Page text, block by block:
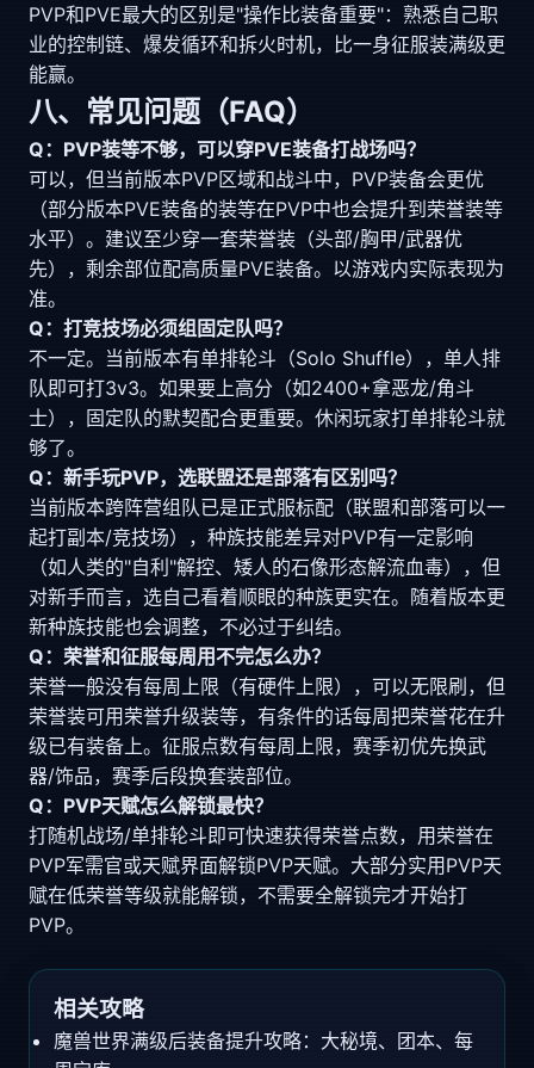
PVP和PVE最大的区别是"操作比装备重要"：熟悉自己职
业的控制链、爆发循环和拆火时机，比一身征服装满级更
能赢。
八、常见问题（FAQ）
Q：PVP装等不够，可以穿PVE装备打战场吗？
可以，但当前版本PVP区域和战斗中，PVP装备会更优
（部分版本PVE装备的装等在PVP中也会提升到荣誉装等
水平）。建议至少穿一套荣誉装（头部/胸甲/武器优
先），剩余部位配高质量PVE装备。以游戏内实际表现为
准。
Q：打竞技场必须组固定队吗？
不一定。当前版本有单排轮斗（Solo Shuffle），单人排
队即可打3v3。如果要上高分（如2400+拿恶龙/角斗
士），固定队的默契配合更重要。休闲玩家打单排轮斗就
够了。
Q：新手玩PVP，选联盟还是部落有区别吗？
当前版本跨阵营组队已是正式服标配（联盟和部落可以一
起打副本/竞技场），种族技能差异对PVP有一定影响
（如人类的"自利"解控、矮人的石像形态解流血毒），但
对新手而言，选自己看着顺眼的种族更实在。随着版本更
新种族技能也会调整，不必过于纠结。
Q：荣誉和征服每周用不完怎么办？
荣誉一般没有每周上限（有硬件上限），可以无限刷，但
荣誉装可用荣誉升级装等，有条件的话每周把荣誉花在升
级已有装备上。征服点数有每周上限，赛季初优先换武
器/饰品，赛季后段换套装部位。
Q：PVP天赋怎么解锁最快？
打随机战场/单排轮斗即可快速获得荣誉点数，用荣誉在
PVP军需官或天赋界面解锁PVP天赋。大部分实用PVP天
赋在低荣誉等级就能解锁，不需要全解锁完才开始打
PVP。
相关攻略
魔兽世界满级后装备提升攻略：大秘境、团本、每